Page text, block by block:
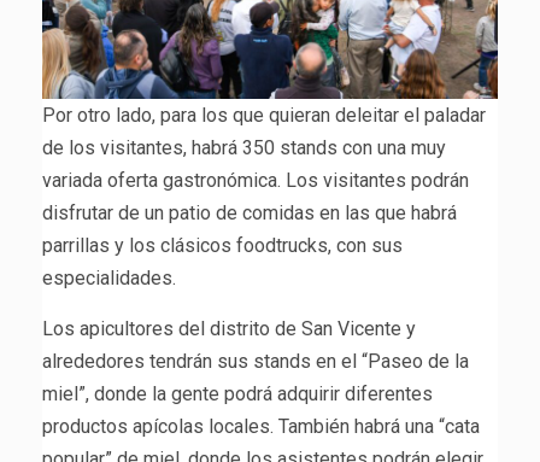
Por otro lado, para los que quieran deleitar el paladar
de los visitantes, habrá 350 stands con una muy
variada oferta gastronómica. Los visitantes podrán
disfrutar de un patio de comidas en las que habrá
parrillas y los clásicos foodtrucks, con sus
especialidades.
Los apicultores del distrito de San Vicente y
alrededores tendrán sus stands en el “Paseo de la
miel”, donde la gente podrá adquirir diferentes
productos apícolas locales. También habrá una “cata